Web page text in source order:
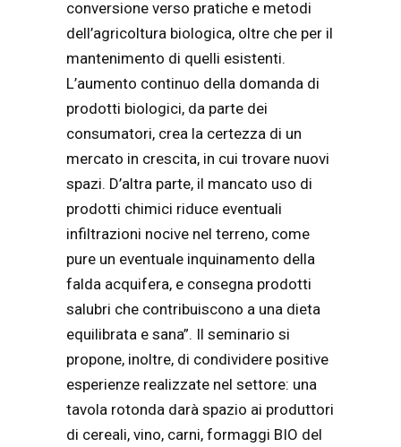
conversione verso pratiche e metodi
dell’agricoltura biologica, oltre che per il
mantenimento di quelli esistenti.
L’aumento continuo della domanda di
prodotti biologici, da parte dei
consumatori, crea la certezza di un
mercato in crescita, in cui trovare nuovi
spazi. D’altra parte, il mancato uso di
prodotti chimici riduce eventuali
infiltrazioni nocive nel terreno, come
pure un eventuale inquinamento della
falda acquifera, e consegna prodotti
salubri che contribuiscono a una dieta
equilibrata e sana”. Il seminario si
propone, inoltre, di condividere positive
esperienze realizzate nel settore: una
tavola rotonda darà spazio ai produttori
di cereali, vino, carni, formaggi BIO del